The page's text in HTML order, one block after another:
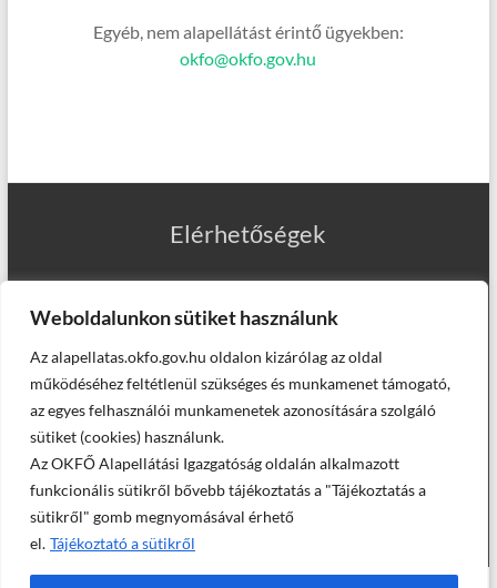
Weboldalunkon sütiket használunk
Az alapellatas.okfo.gov.hu oldalon kizárólag az oldal
működéséhez feltétlenül szükséges és munkamenet támogató,
az egyes felhasználói munkamenetek azonosítására szolgáló
sütiket (cookies) használunk.
Az OKFŐ Alapellátási Igazgatóság oldalán alkalmazott
funkcionális sütikről bővebb tájékoztatás a "Tájékoztatás a
sütikről" gomb megnyomásával érhető
el. Tájékoztató a sütikről
Egyéb, nem alapellátást érintő ügyekben:
okfo@okfo.gov.hu
Elérhetőségek
Munkatársaink
Helyettesítő háziorvosaink